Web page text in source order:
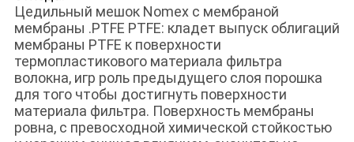
Цедильный мешок Nomex с мембраной
мембраны .PTFE PTFE: кладет выпуск облигаций
мембраны PTFE к поверхности
термопластикового материала фильтра
волокна, игр роль предыдущего слоя порошка
для того чтобы достигнуть поверхности
материала фильтра. Поверхность мембраны
ровна, с превосходной химической стойкостью